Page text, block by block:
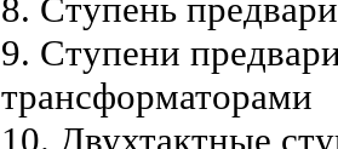
8. Ступень
9. Ступени
трансформаторами
10. Двухтактные